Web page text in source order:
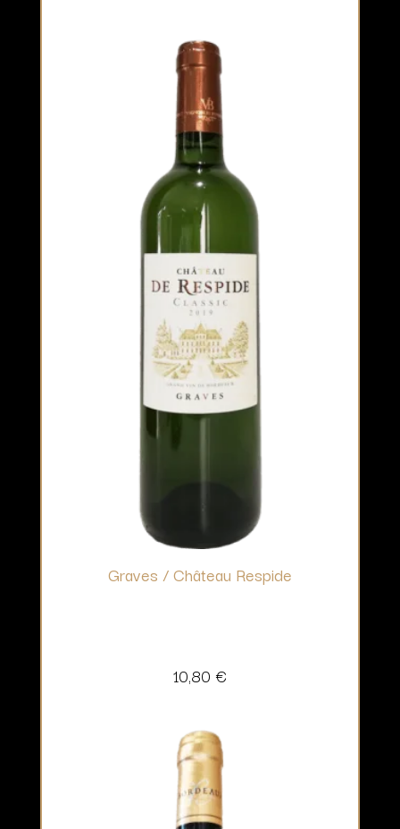
Graves / Château Respide
10,80 €